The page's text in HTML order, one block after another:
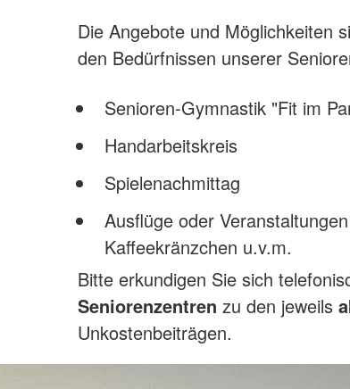
Die Angebote und Möglichkeiten
den Bedürfnissen unserer
Senioren-Gymnastik "Fit im
Handarbeitskreis
Spielenachmittag
Ausflüge oder
Kaffeekränzchen u.v.m.
Bitte erkundigen Sie sich
Seniorenzentren zu den jeweils
Unkostenbeiträgen.